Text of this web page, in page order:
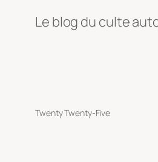
Le blog du culte
Twenty Twenty-Five